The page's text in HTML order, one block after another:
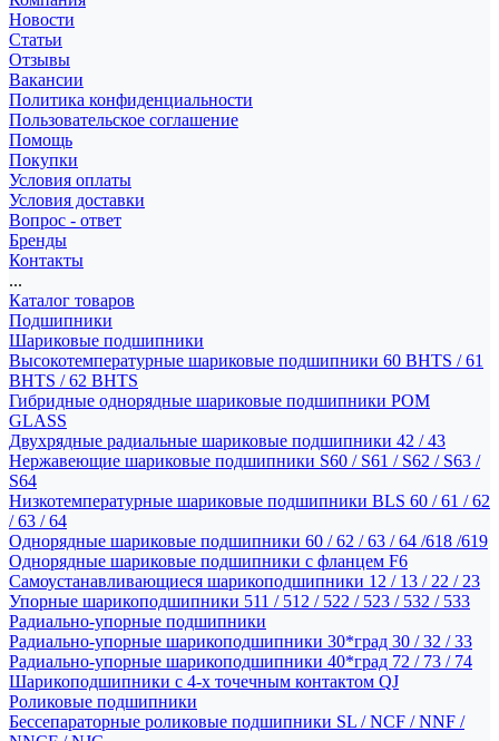
Новости
Статьи
Отзывы
Вакансии
Политика конфиденциальности
Пользовательское соглашение
Помощь
Покупки
Условия оплаты
Условия доставки
Вопрос - ответ
Бренды
Контакты
...
Каталог товаров
Подшипники
Шариковые подшипники
Высокотемпературные шариковые подшипники 60 BHTS / 61
BHTS / 62 BHTS
Гибридные однорядные шариковые подшипники POM
GLASS
Двухрядные радиальные шариковые подшипники 42 / 43
Нержавеющие шариковые подшипники S60 / S61 / S62 / S63 /
S64
Низкотемпературные шариковые подшипники BLS 60 / 61 / 62
/ 63 / 64
Однорядные шариковые подшипники 60 / 62 / 63 / 64 /618 /619
Однорядные шариковые подшипники с фланцем F6
Самоустанавливающиеся шарикоподшипники 12 / 13 / 22 / 23
Упорные шарикоподшипники 511 / 512 / 522 / 523 / 532 / 533
Радиально-упорные подшипники
Радиально-упорные шарикоподшипники 30*град 30 / 32 / 33
Радиально-упорные шарикоподшипники 40*град 72 / 73 / 74
Шарикоподшипники с 4-х точечным контактом QJ
Роликовые подшипники
Бессепараторные роликовые подшипники SL / NCF / NNF /